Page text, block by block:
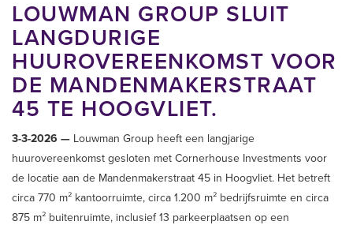
LOUWMAN GROUP SLUIT
LANGDURIGE
HUUROVEREENKOMST VOOR
DE MANDENMAKERSTRAAT
45 TE HOOGVLIET.
3-3-2026 — Louwman Group heeft een langjarige
huurovereenkomst gesloten met Cornerhouse Investments voor
de locatie aan de Mandenmakerstraat 45 in Hoogvliet. Het betreft
circa 770 m² kantoorruimte, circa 1.200 m² bedrijfsruimte en circa
875 m² buitenruimte, inclusief 13 parkeerplaatsen op een